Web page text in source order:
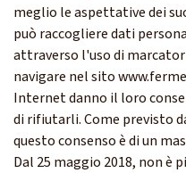
meglio le aspettative dei
può raccogliere dati
attraverso l'uso di
navigare nel sito
Internet danno il loro
di rifiutarli. Come previsto
questo consenso è di un
Dal 25 maggio 2018, non è